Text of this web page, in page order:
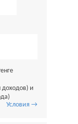
доходов) и
Условия →